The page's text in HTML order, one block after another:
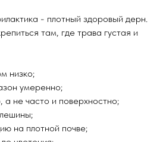
- плотный здоровый дерн.
там, где трава густая и
низко;
умеренно;
а не часто и поверхностно;
на плотной почве;